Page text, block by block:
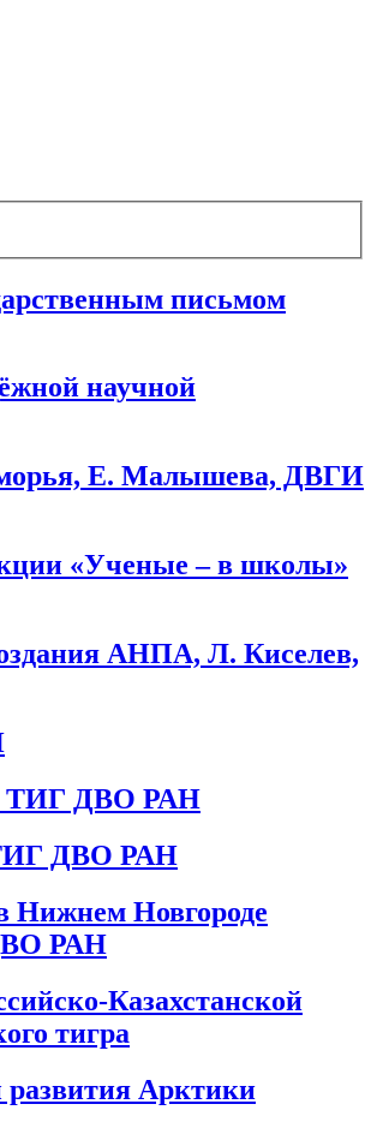
письмом
научной
Е. Малышева, ДВГИ
«Ученые – в школы»
АНПА, Л. Киселев,
ТИГ ДВО РАН
ДВО РАН
Нижнем Новгороде
РАН
Казахстанской
тигра
развития Арктики